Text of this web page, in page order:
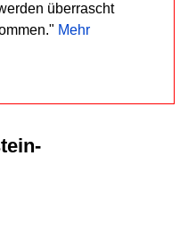
überrascht
Mehr